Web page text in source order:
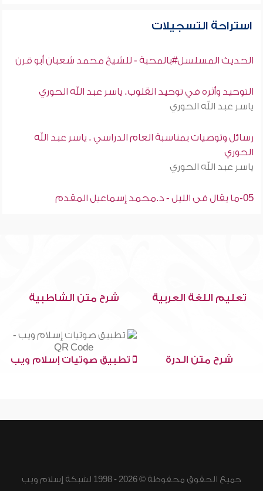
استراحة التسجيلات
الحديث المسلسل#بالمحبة - للشيخ محمد شعبان أبو قرن
التوحيد وأثره في توحيد القلوب. ياسر عبد الله الحوري
ياسر عبد الله الحوري
رسائل وتوصيات بمناسبة العام الدراسي . ياسر عبد الله
الحوري
ياسر عبد الله الحوري
05-ما يقال فى الليل - د.محمد إسماعيل المقدم
تعليم اللغة العربية شرح متن الشاطبية
شرح متن الدرة تطبيق صوتيات إسلام ويب
جميع الحقوق محفوظة © 2026 - 1998 لشبكة إسلام ويب